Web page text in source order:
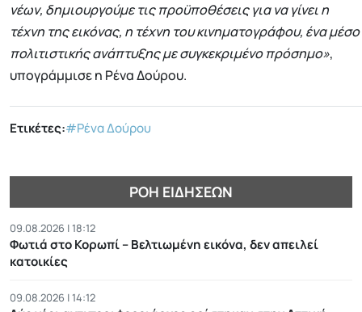
νέων, δημιουργούμε τις προϋποθέσεις για να γίνει η
τέχνη της εικόνας, η τέχνη του κινηματογράφου, ένα μέσο
πολιτιστικής ανάπτυξης με συγκεκριμένο πρόσημο»,
υπογράμμισε η Ρένα Δούρου.
Ετικέτες:#Ρένα Δούρου
ΡΟΉ ΕΙΔΉΣΕΩΝ
09.08.2026 | 18:12
Φωτιά στο Κορωπί – Βελτιωμένη εικόνα, δεν απειλεί
κατοικίες
09.08.2026 | 14:12